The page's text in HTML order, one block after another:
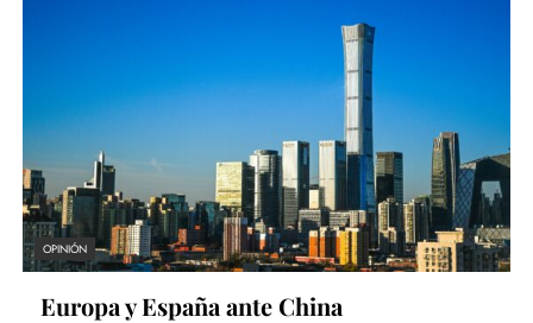
OPINIÓN
Europa y España ante China